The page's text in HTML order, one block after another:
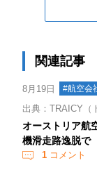
関連記事
8月19日 #航空会
出典：TRAICY（
オーストリア航
機滑走路逸脱で
1 コメント